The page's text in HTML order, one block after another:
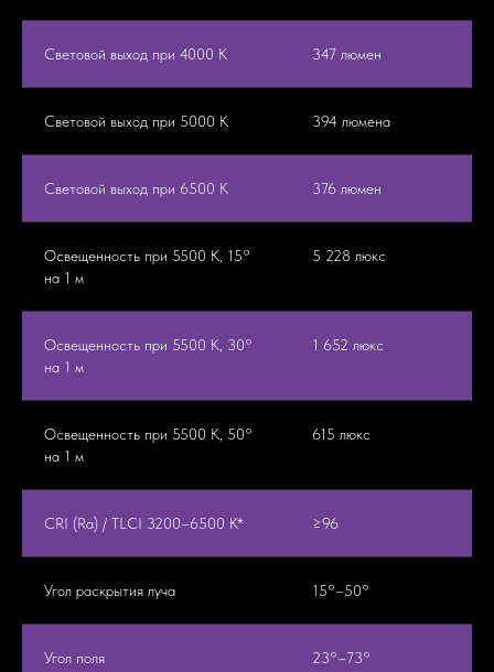
Световой выход при 4000 К 347 люмен
Световой выход при 5000 К 394 люмена
Световой выход при 6500 К 376 люмен
Освещенность при 5500 К, 15°
на 1 м
5 228 люкс
Освещенность при 5500 К, 30°
на 1 м
1 652 люкс
Освещенность при 5500 К, 50°
на 1 м
615 люкс
CRI (Ra) / TLCI 3200–6500 K* ≥96
Угол раскрытия луча 15°–50°
Угол поля 23°–73°